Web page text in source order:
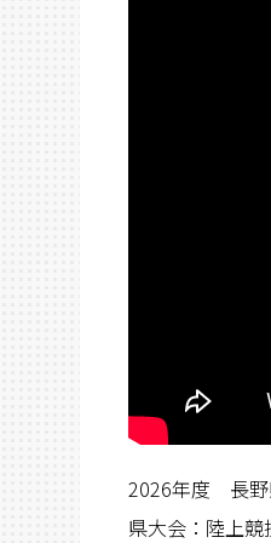
2026年度 長野
県大会：陸上